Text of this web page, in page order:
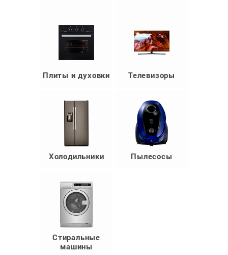
Плиты и духовки Телевизоры
Холодильники Пылесосы
Стиральные
машины